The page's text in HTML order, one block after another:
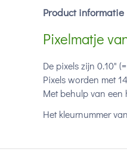
Product informatie
Pixelmatje
De pixels zijn 0.10"
Pixels worden met
Met behulp van
Het kleurnummer